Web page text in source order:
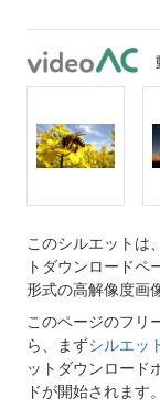
このシルエットは
トダウンロードペ
形式の高解像度画
このページのフリ
ら、まずシルエッ
ットダウンロード
ドが開始されます。